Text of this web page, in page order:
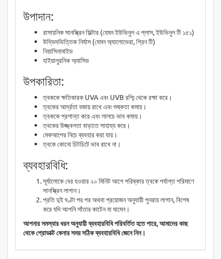
উপাদান:
রাসায়নিক সানস্ক্রিন ফিল্টার (যেমন ইউভিনুল এ প্লাস, ইউভিনুল টি ১৫১)
উদ্ভিদভিত্তিক নির্যাস (যেমন অ্যালোভেরা, গ্রিন টি)
নিয়াসিনামাইড
হাইয়ালুরনিক অ্যাসিড
উপকারিতা:
ত্বককে ক্ষতিকারক UVA এবং UVB রশ্মি থেকে রক্ষা করে।
ত্বকের আর্দ্রতা বজায় রাখে এবং শুষ্কতা কমায়।
ত্বককে প্রশান্ত করে এবং লালচে ভাব কমায়।
ত্বকের উজ্জ্বলতা বাড়াতে সাহায্য করে।
মেকআপের নিচে ব্যবহার করা যায়।
ত্বকে কোনো চিটচিটে ভাব রাখে না।
ব্যবহারবিধি:
সূর্যালোকে বের হওয়ার ২০ মিনিট আগে পরিষ্কার ত্বকে পর্যাপ্ত পরিমাণে
সানস্ক্রিন লাগান।
প্রতি দুই ঘণ্টা পর পর অথবা প্রয়োজন অনুযায়ী পুনরায় লাগান, বিশেষ
করে যদি আপনি সাঁতার কাটেন বা ঘামেন।
আপনার সমস্যার ধরন অনুযায়ী ব্যবহারবিধি পরিবর্তিত হতে পারে, আমাদের কাছ
থেকে প্রোডাক্ট কেনার সময় সঠিক ব্যবহারবিধি জেনে নিন।